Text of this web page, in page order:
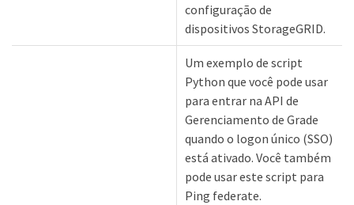
configuração de
dispositivos StorageGRID.
Um exemplo de script
Python que você pode usar
para entrar na API de
Gerenciamento de Grade
quando o logon único (SSO)
está ativado. Você também
pode usar este script para
Ping federate.